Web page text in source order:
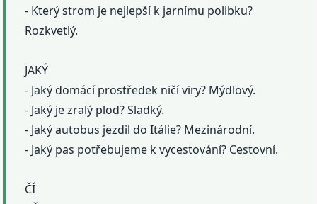
- Který strom je nejlepší k jarnímu polibku?
Rozkvetlý.
JAKÝ
- Jaký domácí prostředek ničí viry? Mýdlový.
- Jaký je zralý plod? Sladký.
- Jaký autobus jezdil do Itálie? Mezinárodní.
- Jaký pas potřebujeme k vycestování? Cestovní.
ČÍ